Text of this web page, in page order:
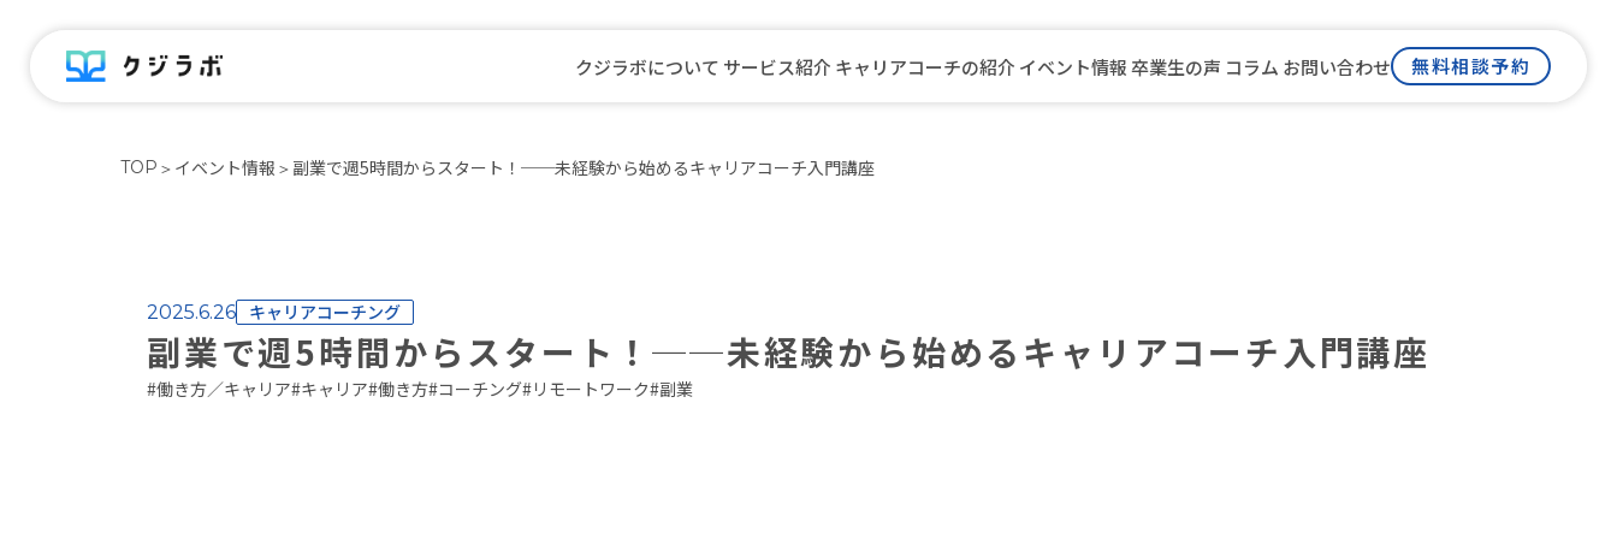
TOP ＞ イベント情報 ＞ 副業で週5時間からスタート！──未経験から始めるキャリアコーチ入門講座
2025.6.26 キャリアコーチング
副業で週5時間からスタート！──未経験から始めるキャリアコーチ入門講座
#働き方／キャリア#キャリア#働き方#コーチング#リモートワーク#副業
クジラボについて サービス紹介
先生向けキャリアプログラム
自治体職員向けキャリアプログラム
キャリアコーチの紹介 イベント情報卒業生の声 コラム お問い合わせ 無料相談予約